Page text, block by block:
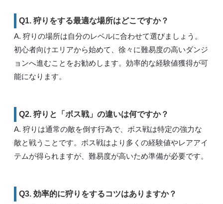
Q1. 狩りをする最適な場所はどこですか？
A. 狩りの場所は自分のレベルに合わせて選びましょう。
初心者向けエリアから始めて、徐々に難易度の高いダンジ
ョンへ進むことをお勧めします。効率的な経験値獲得が可
能になります。
Q2. 狩りと「ボス戦」の違いは何ですか？
A. 狩りは通常の敵を倒す行為で、ボス戦は特定の強力な
敵と戦うことです。ボス戦はより多くの経験値やレアアイ
テムが得られますが、難易度が高いため準備が必要です。
Q3. 効率的に狩りをするコツはありますか？